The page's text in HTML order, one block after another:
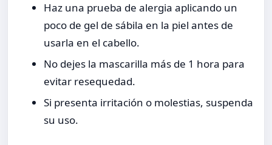
Haz una prueba de alergia aplicando un
poco de gel de sábila en la piel antes de
usarla en el cabello.
No dejes la mascarilla más de 1 hora para
evitar resequedad.
Si presenta irritación o molestias, suspenda
su uso.